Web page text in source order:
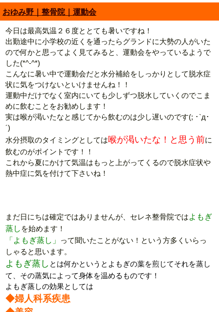
おゆみ野｜整骨院｜運動会
今日は最高気温２６度ととても暑いですね！
出勤途中に小学校の近くを通ったらグランドに大勢の人がいた
ので何かと思ってよく見てみると、運動会をやっているようで
した(*^-^*)
こんなに暑い中で運動会だと水分補給をしっかりとして脱水症
状に気をつけないといけませんね！！
運動中だけでなく室内にいても少しずつ脱水していくのでこま
めに飲むことをお勧めします！
実は喉が渇いたなと感じてから飲むのは少し遅いのです(; ･`д･
´)
水分摂取のタイミングとしては喉が渇いたな！と思う前に
飲むのがポイントです！！
これから夏にかけて気温はもっと上がってくるので脱水症状や
熱中症に気を付けて下さいね！
まだ日にちは確定ではありませんが、セレネ整骨院ではよもぎ
蒸し を始めます！
「よもぎ蒸し」
って聞いたことがない！という方多くいらっ
しゃると思います。
よもぎ蒸し とは何かというとよもぎの葉を煎じてそれを蒸し
て、その蒸気によって身体を温めるものです！
よもぎ蒸しの効果としては
◆婦人科系疾患